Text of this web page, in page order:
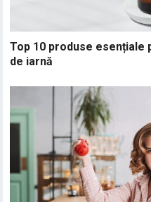
Top 10 produse
de iarnă